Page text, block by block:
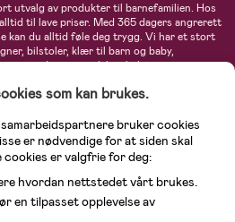
utvalg av produkter til barnefamilien. Hos
til lave priser. Med 365 dagers angrerett
kan du alltid føle deg trygg. Vi har et stort
bilstoler, klær til barn og baby,
interiør, leker, babyustyr og mye
Didriksons, KidKraft, Ergobaby, Philips
som kan brukes.
bruker cookies
er nødvendige for at siden skal
er valgfrie for deg:
hvordan nettstedet vårt brukes.
en tilpasset opplevelse av